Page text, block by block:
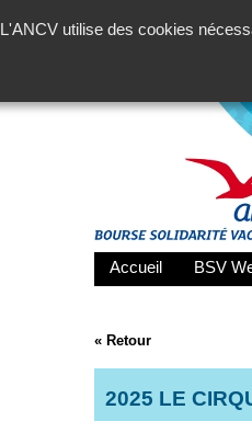
L'ANCV utilise des cookies
Accueil BSV
« Retour
2025 LE